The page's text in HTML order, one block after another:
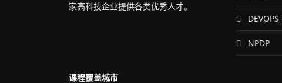
家高科技企业提供各类优秀人才。
DEVOPS
NPDP
课程覆盖城市